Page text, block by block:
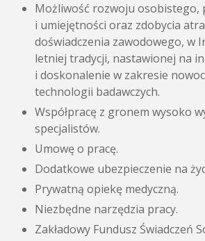
Możliwość rozwoju osobistego,
i umiejętności oraz zdobycia
doświadczenia zawodowego, w
letniej tradycji, nastawionej na
i doskonalenie w zakresie
technologii badawczych.
Współpracę z gronem wysoko
specjalistów.
Umowę o pracę.
Dodatkowe ubezpieczenie na
Prywatną opiekę medyczną.
Niezbędne narzędzia pracy.
Zakładowy Fundusz Świadczeń